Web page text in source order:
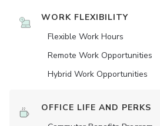
WORK FLEXIBILITY
Flexible Work Hours
Remote Work Opportunities
Hybrid Work Opportunities
OFFICE LIFE AND PERKS